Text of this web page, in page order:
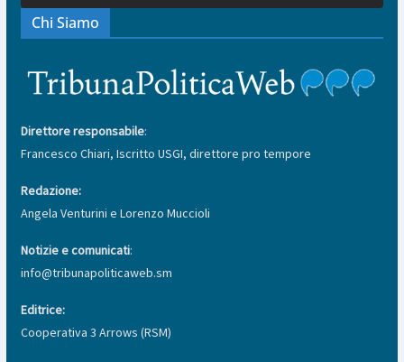
Chi Siamo
Direttore responsabile:
Francesco Chiari, Iscritto USGI, direttore pro tempore
Redazione:
Angela Venturini e Lorenzo Muccioli
Notizie e comunicati:
info@tribunapoliticaweb.sm
Editrice:
Cooperativa 3 Arrows (RSM)